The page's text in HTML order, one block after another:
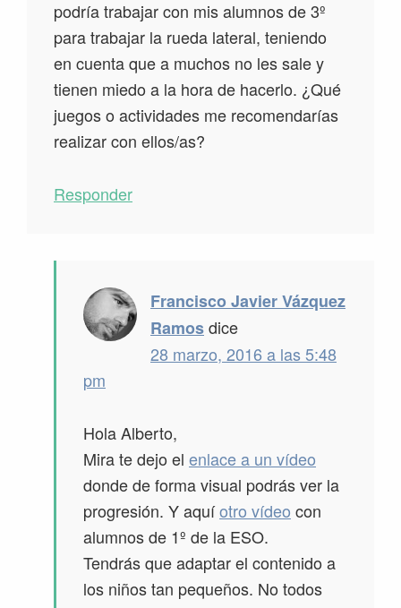
podría trabajar con mis alumnos de 3º
para trabajar la rueda lateral, teniendo
en cuenta que a muchos no les sale y
tienen miedo a la hora de hacerlo. ¿Qué
juegos o actividades me recomendarías
realizar con ellos/as?
Responder
Francisco Javier Vázquez
Ramosdice
28 marzo, 2016 a las 5:48
pm
Hola Alberto,
Mira te dejo el enlace a un vídeo
donde de forma visual podrás ver la
progresión. Y aquíotro vídeo con
alumnos de 1º de la ESO.
Tendrás que adaptar el contenido a
los niños tan pequeños. No todos